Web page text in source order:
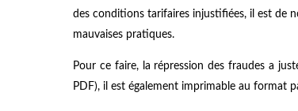
des conditions tarifaires injustifiées, il est de
mauvaises pratiques.
Pour ce faire, la répression des fraudes a
PDF), il est également imprimable au format